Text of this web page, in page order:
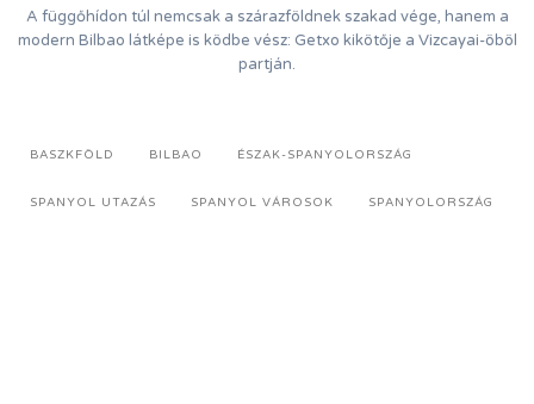
A függőhídon túl nemcsak a szárazföldnek szakad vége, hanem a
modern Bilbao látképe is ködbe vész: Getxo kikötője a Vizcayai-öböl
partján.
BASZKFÖLD BILBAO ÉSZAK-SPANYOLORSZÁG
SPANYOL UTAZÁS SPANYOL VÁROSOK SPANYOLORSZÁG